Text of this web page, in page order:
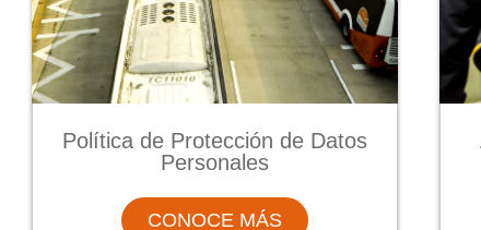
Política de Protección de Datos
Personales
CONOCE MÁS